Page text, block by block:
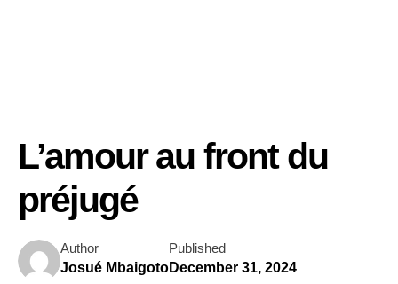
L’amour au front du
préjugé
Author
Josué Mbaigoto
Published
December 31, 2024